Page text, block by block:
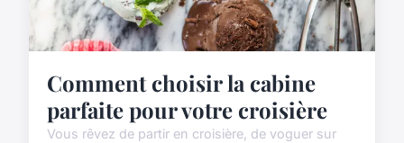
Comment choisir la cabine
parfaite pour votre croisière
Vous rêvez de partir en croisière, de voguer sur